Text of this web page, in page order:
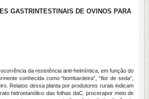
GASTRINTESTINAIS DE OVINOS PARA
da resistência anti-helmíntica, em função do
conhecida como “bombardeira”, “flor de seda”,
Relatos dessa planta por produtores rurais indicam
hidroetanólico das folhas daC. procerapor meio de